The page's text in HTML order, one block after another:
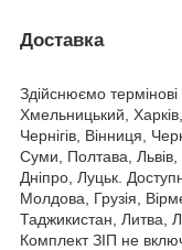
Доставка
Здійснюємо
Хмельницький,
Чернігів, Вінниця,
Суми, Полтава, Львів,
Дніпро, Луцьк.
Молдова, Грузія,
Таджикистан, Литва,
Комплект ЗІП не